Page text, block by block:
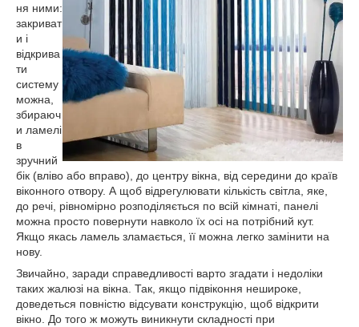
ня ними:
закриват
и і
відкрива
ти
систему
можна,
збираюч
и ламелі
в
зручний
бік (вліво або вправо), до центру вікна, від середини до країв
віконного отвору. А щоб відрегулювати кількість світла, яке,
до речі, рівномірно розподіляється по всій кімнаті, панелі
можна просто повернути навколо їх осі на потрібний кут.
Якщо якась ламель зламається, її можна легко замінити на
нову.
Звичайно, заради справедливості варто згадати і недоліки
таких жалюзі на вікна. Так, якщо підвіконня нешироке,
доведеться повністю відсувати конструкцію, щоб відкрити
вікно. До того ж можуть виникнути складності при